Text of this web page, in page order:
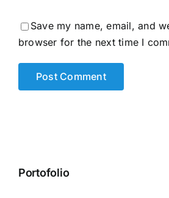
Save my name, email, and
browser for the next time I
Portofolio